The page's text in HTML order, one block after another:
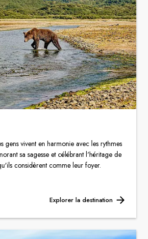
gens vivent en harmonie avec les rythmes
sa sagesse et célébrant l'héritage de
considèrent comme leur foyer.
Explorer la destination